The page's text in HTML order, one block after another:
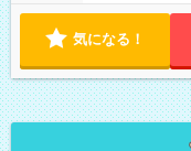
気になる！